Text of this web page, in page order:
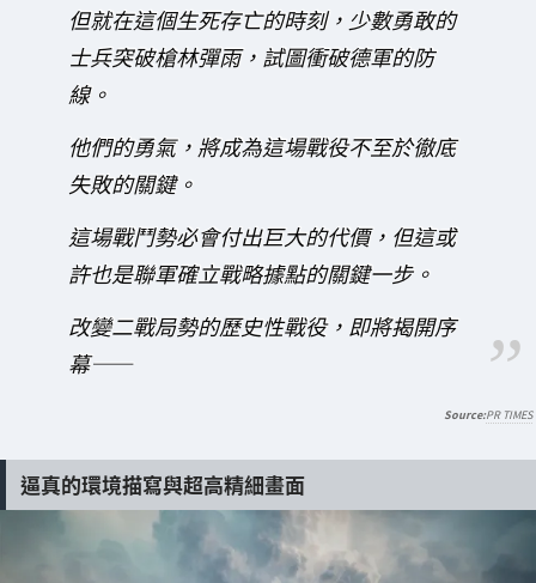
但就在這個生死存亡的時刻，少數勇敢的
士兵突破槍林彈雨，試圖衝破德軍的防
線。
他們的勇氣，將成為這場戰役不至於徹底
失敗的關鍵。
這場戰鬥勢必會付出巨大的代價，但這或
許也是聯軍確立戰略據點的關鍵一步。
改變二戰局勢的歷史性戰役，即將揭開序
幕——
PR TIMES
逼真的環境描寫與超高精細畫面